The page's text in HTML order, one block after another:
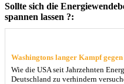
Sollte sich die
spannen lassen ?:
Washingtons langer Kampf
Wie die USA seit Jahrzehnten
Deutschland zu verhindern